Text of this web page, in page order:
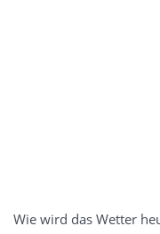
Wie wird das Wetter